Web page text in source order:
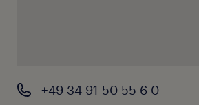
+49 34 91-50 55 6 0